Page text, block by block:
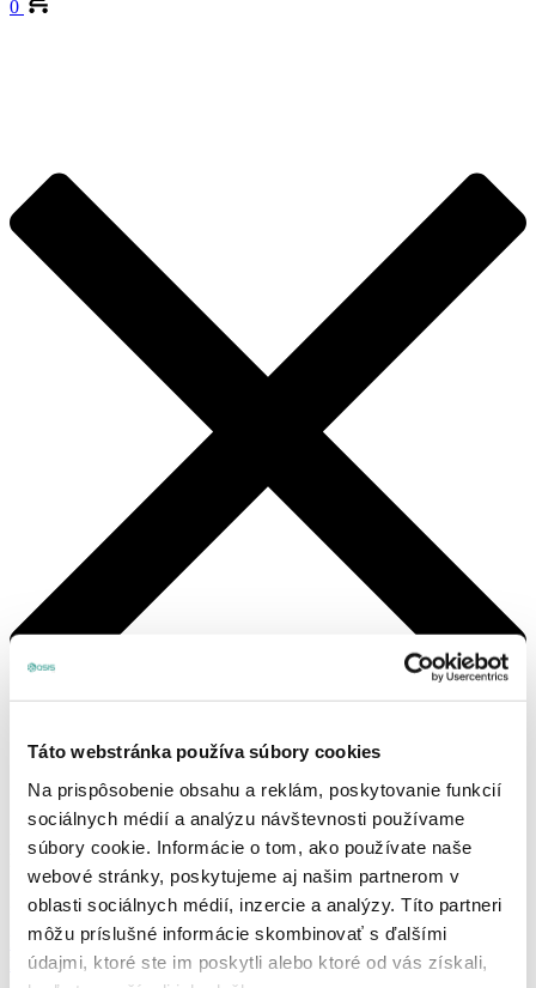
Táto webstránka používa súbory cookies
Na prispôsobenie obsahu a reklám, poskytovanie funkcií
sociálnych médií a analýzu návštevnosti používame
súbory cookie. Informácie o tom, ako používate naše
webové stránky, poskytujeme aj našim partnerom v
oblasti sociálnych médií, inzercie a analýzy. Títo partneri
môžu príslušné informácie skombinovať s ďalšími
údajmi, ktoré ste im poskytli alebo ktoré od vás získali,
0
Košík
Žiadne produkty v košíku.
Prihlásenie, alebo registrácia
Produkty